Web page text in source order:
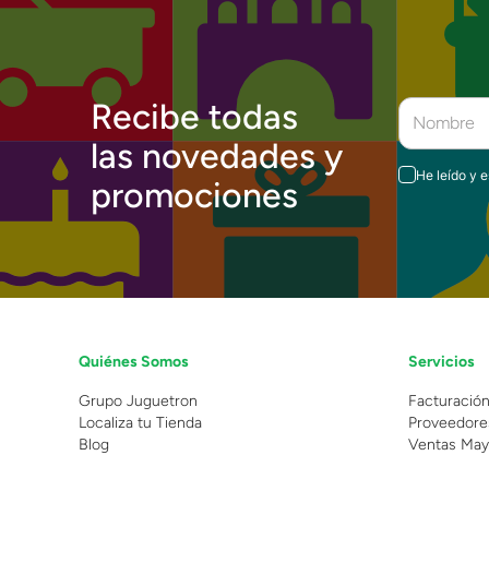
Recibe todas
las novedades y
promociones
He leído y
Quiénes Somos
Grupo Juguetron
Localiza tu Tienda
Blog
Servicios
Facturación
Ventas